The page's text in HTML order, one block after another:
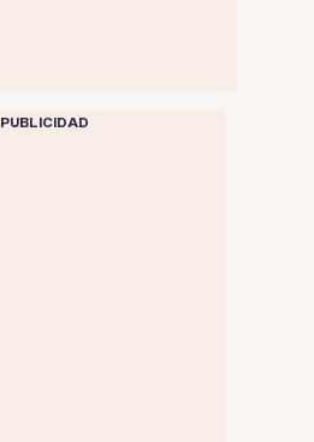
PUBLICIDAD